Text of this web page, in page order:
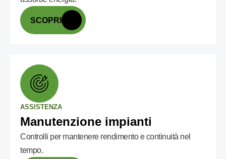
SCOPRI
ASSISTENZA
Manutenzione impianti
Controlli per mantenere rendimento e continuità nel
tempo.